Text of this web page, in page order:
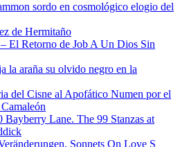
sordo en cosmológico elogio del
de Hermitaño
El Retorno de Job A Un Dios Sin
la araña su olvido negro en la
del Cisne al Apofático Numen por el
Bayberry Lane. The 99 Stanzas at
Sonnets On Love S